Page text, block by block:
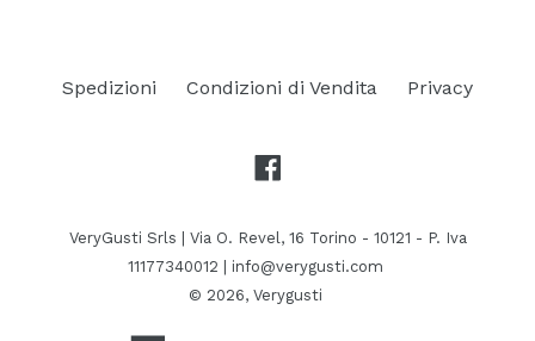
Spedizioni Condizioni di Vendita Privacy
Facebook
VeryGusti Srls | Via O. Revel, 16 Torino - 10121 - P. Iva
11177340012 | info@verygusti.com
© 2026, Verygusti